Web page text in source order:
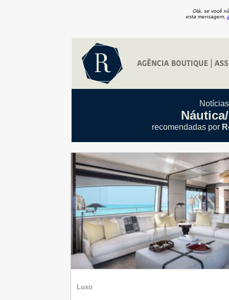
Olá, se você
esta mensagem,
recomendadas por
Luxo